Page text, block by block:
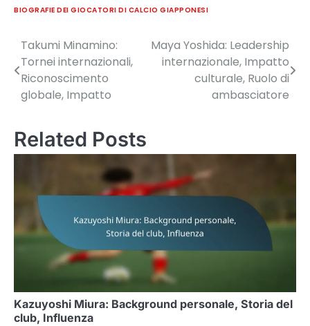
BIOGRAFIE DEI GIOCATORI DI CALCIO GIAPPONESI
Post
navigation
Takumi Minamino:
Tornei internazionali,
Riconoscimento
globale, Impatto
Maya Yoshida: Leadership
internazionale, Impatto
culturale, Ruolo di
ambasciatore
Related Posts
Kazuyoshi Miura: Background personale, Storia del
club, Influenza